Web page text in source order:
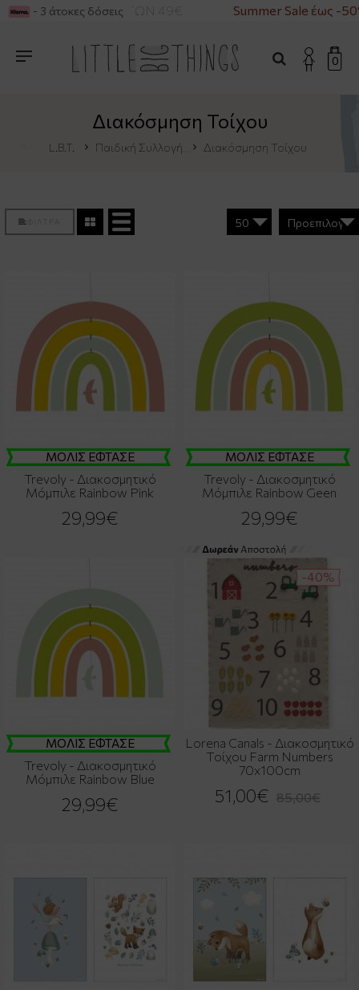
ΑΓΟΡΕΣ ΑΝΩ ΤΩΝ 49€ Summer Sale έως -50%
- 3 άτοκες δόσεις
0
Διακόσμηση Τοίχου
L.B.T. Παιδική Συλλογή Διακόσμηση Τοίχου
ΦΙΛΤΡΑ
ΜΟΛΙΣ ΕΦΤΑΣΕ
Trevoly - Διακοσμητικό
Μόμπιλε Rainbow Pink
29,99€
ΜΟΛΙΣ ΕΦΤΑΣΕ
Trevoly - Διακοσμητικό
Μόμπιλε Rainbow Geen
29,99€
ΜΟΛΙΣ ΕΦΤΑΣΕ
Trevoly - Διακοσμητικό
Μόμπιλε Rainbow Blue
29,99€
-40%
Lorena Canals - Διακοσμητικό
Τοίχου Farm Numbers
70x100cm
51,00€ 85,00€